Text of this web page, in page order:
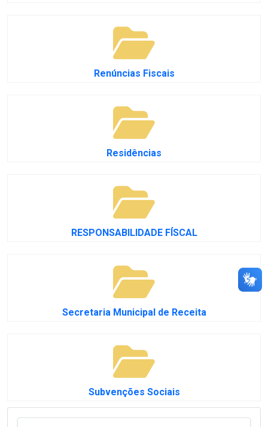
Renúncias Fiscais
Residências
RESPONSABILIDADE FÍSCAL
Secretaria Municipal de Receita
Subvenções Sociais